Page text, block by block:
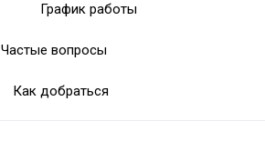
График работы
Частые вопросы
Как добраться